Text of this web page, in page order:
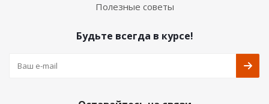
Полезные советы
Будьте всегда в курсе!